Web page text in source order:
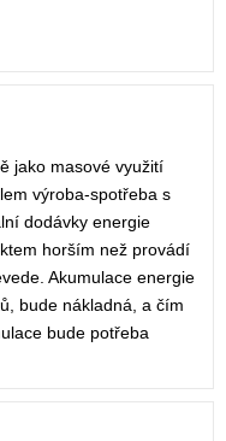
jako masové využití
výroba-spotřeba s
dodávky energie
horším než provádí
Akumulace energie
bude nákladná, a čím
bude potřeba